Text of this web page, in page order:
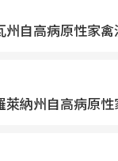
自高病原性家
納州自高病原